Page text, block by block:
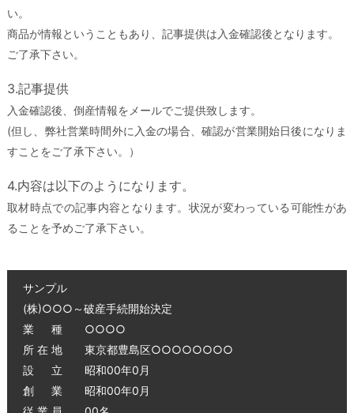
い。
商品が情報ということもあり、記事提供は入金確認後となります。
ご了承下さい。
3.記事提供
入金確認後、倒産情報をメールでご提供致します。
(但し、弊社営業時間外に入金の場合、確認が営業開始日後になりま
すことをご了承下さい。）
4.内容は以下のようになります。
取材時点での記事内容となります。状況が変わっている可能性があ
ることを予めご了承下さい。
サンプル
(株)○○○～破産手続開始決定
業 種 ○○○○
所 在 地 東京都豊島区○○○○○○○○
設 立 昭和00年0月
創 業 昭和00年0月